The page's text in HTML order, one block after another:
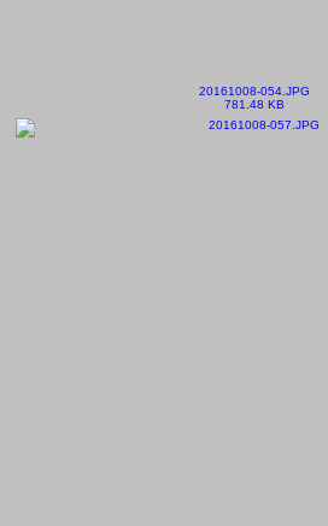
20161008-054.JPG
781.48 KB